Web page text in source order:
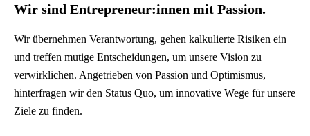
Wir sind Entrepreneur:innen mit Passion.
Wir übernehmen Verantwortung, gehen kalkulierte Risiken ein
und treffen mutige Entscheidungen, um unsere Vision zu
verwirklichen. Angetrieben von Passion und Optimismus,
hinterfragen wir den Status Quo, um innovative Wege für unsere
Ziele zu finden.